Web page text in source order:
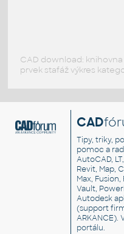
CAD download:
prvek stafáž výkres
CAD
Tipy, triky,
pomoc a
AutoCAD,
Revit, Map,
Max, Fusion,
Vault,
Autodesk
(support
ARKANCE).
portálu.